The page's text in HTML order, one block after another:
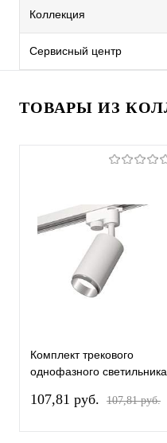
Коллекция
Сервисный центр
ТОВАРЫ ИЗ
Комплект трекового
однофазного светильника
белый песок/серебро
107,81 pуб. 107,81 pуб.